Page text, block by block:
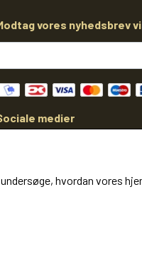
vores nyhedsbrev
medier
hvordan vores